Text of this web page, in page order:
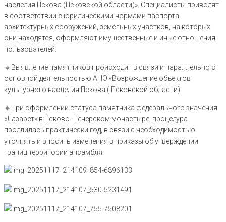
наследия Пскова (Псковской области)». Специалисты приводят
в соответствии с юридическими нормами паспорта
архитектурных сооружений, земельных участков, на которых
они находятся, оформляют имущественные и иные отношения
пользователей.
🔸️Выявление памятников происходит в связи и параллельно с
основной деятельностью АНО «Возрождение объектов
культурного наследия Пскова ( Псковской области).
🔸️При оформлении статуса памятника федерального значения
«Лазарет» в Псково- Печерском монастыре, процедура
продлилась практически год, в связи с необходимостью
уточнять и вносить изменения в приказы об утверждении
границ территории ансамбля.